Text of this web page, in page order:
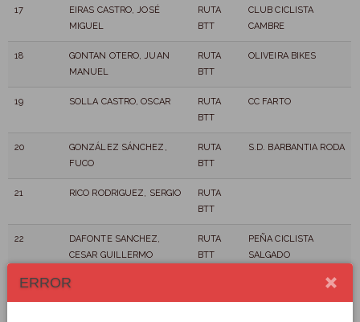
17
EIRAS CASTRO, JOSÉ
MIGUEL
RUTA
BTT
CLUB CICLISTA
CAMBRE
18
GONTAN OTERO, JUAN
MANUEL
RUTA
BTT
OLIVEIRA BIKES
19 SOLLA CASTRO, OSCAR
RUTA
BTT
CC FARTO
20
GONZÁLEZ SÁNCHEZ,
FUCO
RUTA
BTT
S.D. BARBANTIA RODA
21 RICO RODRIGUEZ, SERGIO
RUTA
BTT
22
DAFONTE SANCHEZ,
CESAR GUILLERMO
RUTA
BTT
PEÑA CICLISTA
SALGADO
23 GARCÍA PIÑEIRO, CRISTIAN
BTT
ERROR